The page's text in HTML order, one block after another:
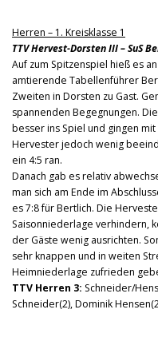
Herren – 1. Kreisklasse 1
TTV Hervest-Dorsten III – SuS
Auf zum Spitzenspiel hieß es
amtierende Tabellenführer
Zweiten in Dorsten zu Gast.
spannenden Begegnungen.
besser ins Spiel und gingen
Hervester jedoch wenig
ein 4:5 ran.
Danach gab es relativ
man sich am Ende im
es 7:8 für Bertlich. Die
Saisonniederlage verhindern,
der Gäste wenig ausrichten.
sehr knappen und in weiten
Heimniederlage zufrieden
TTV Herren 3: Schneider/
Schneider(2), Dominik